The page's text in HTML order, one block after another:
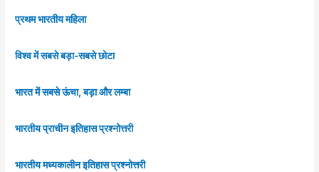
प्रथम भारतीय महिला
विश्व में सबसे बड़ा-सबसे छोटा
भारत में सबसे ऊंचा, बड़ा और लम्बा
भारतीय प्राचीन इतिहास प्रश्नोत्तरी
भारतीय मध्यकालीन इतिहास प्रश्नोत्तरी